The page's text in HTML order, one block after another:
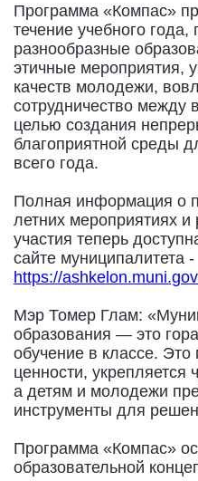
Программа «Компас»
течение учебного года,
разнообразные
этичные мероприятия,
качеств молодежи,
сотрудничество между
целью создания
благоприятной среды
всего года.
Полная информация о
летних мероприятиях и
участия теперь
сайте муниципалитета -
Мэр Томер Глам:
образования — это
обучение в классе.
ценности, укрепляется
а детям и молодежи
инструменты для
Программа «Компас»
образовательной